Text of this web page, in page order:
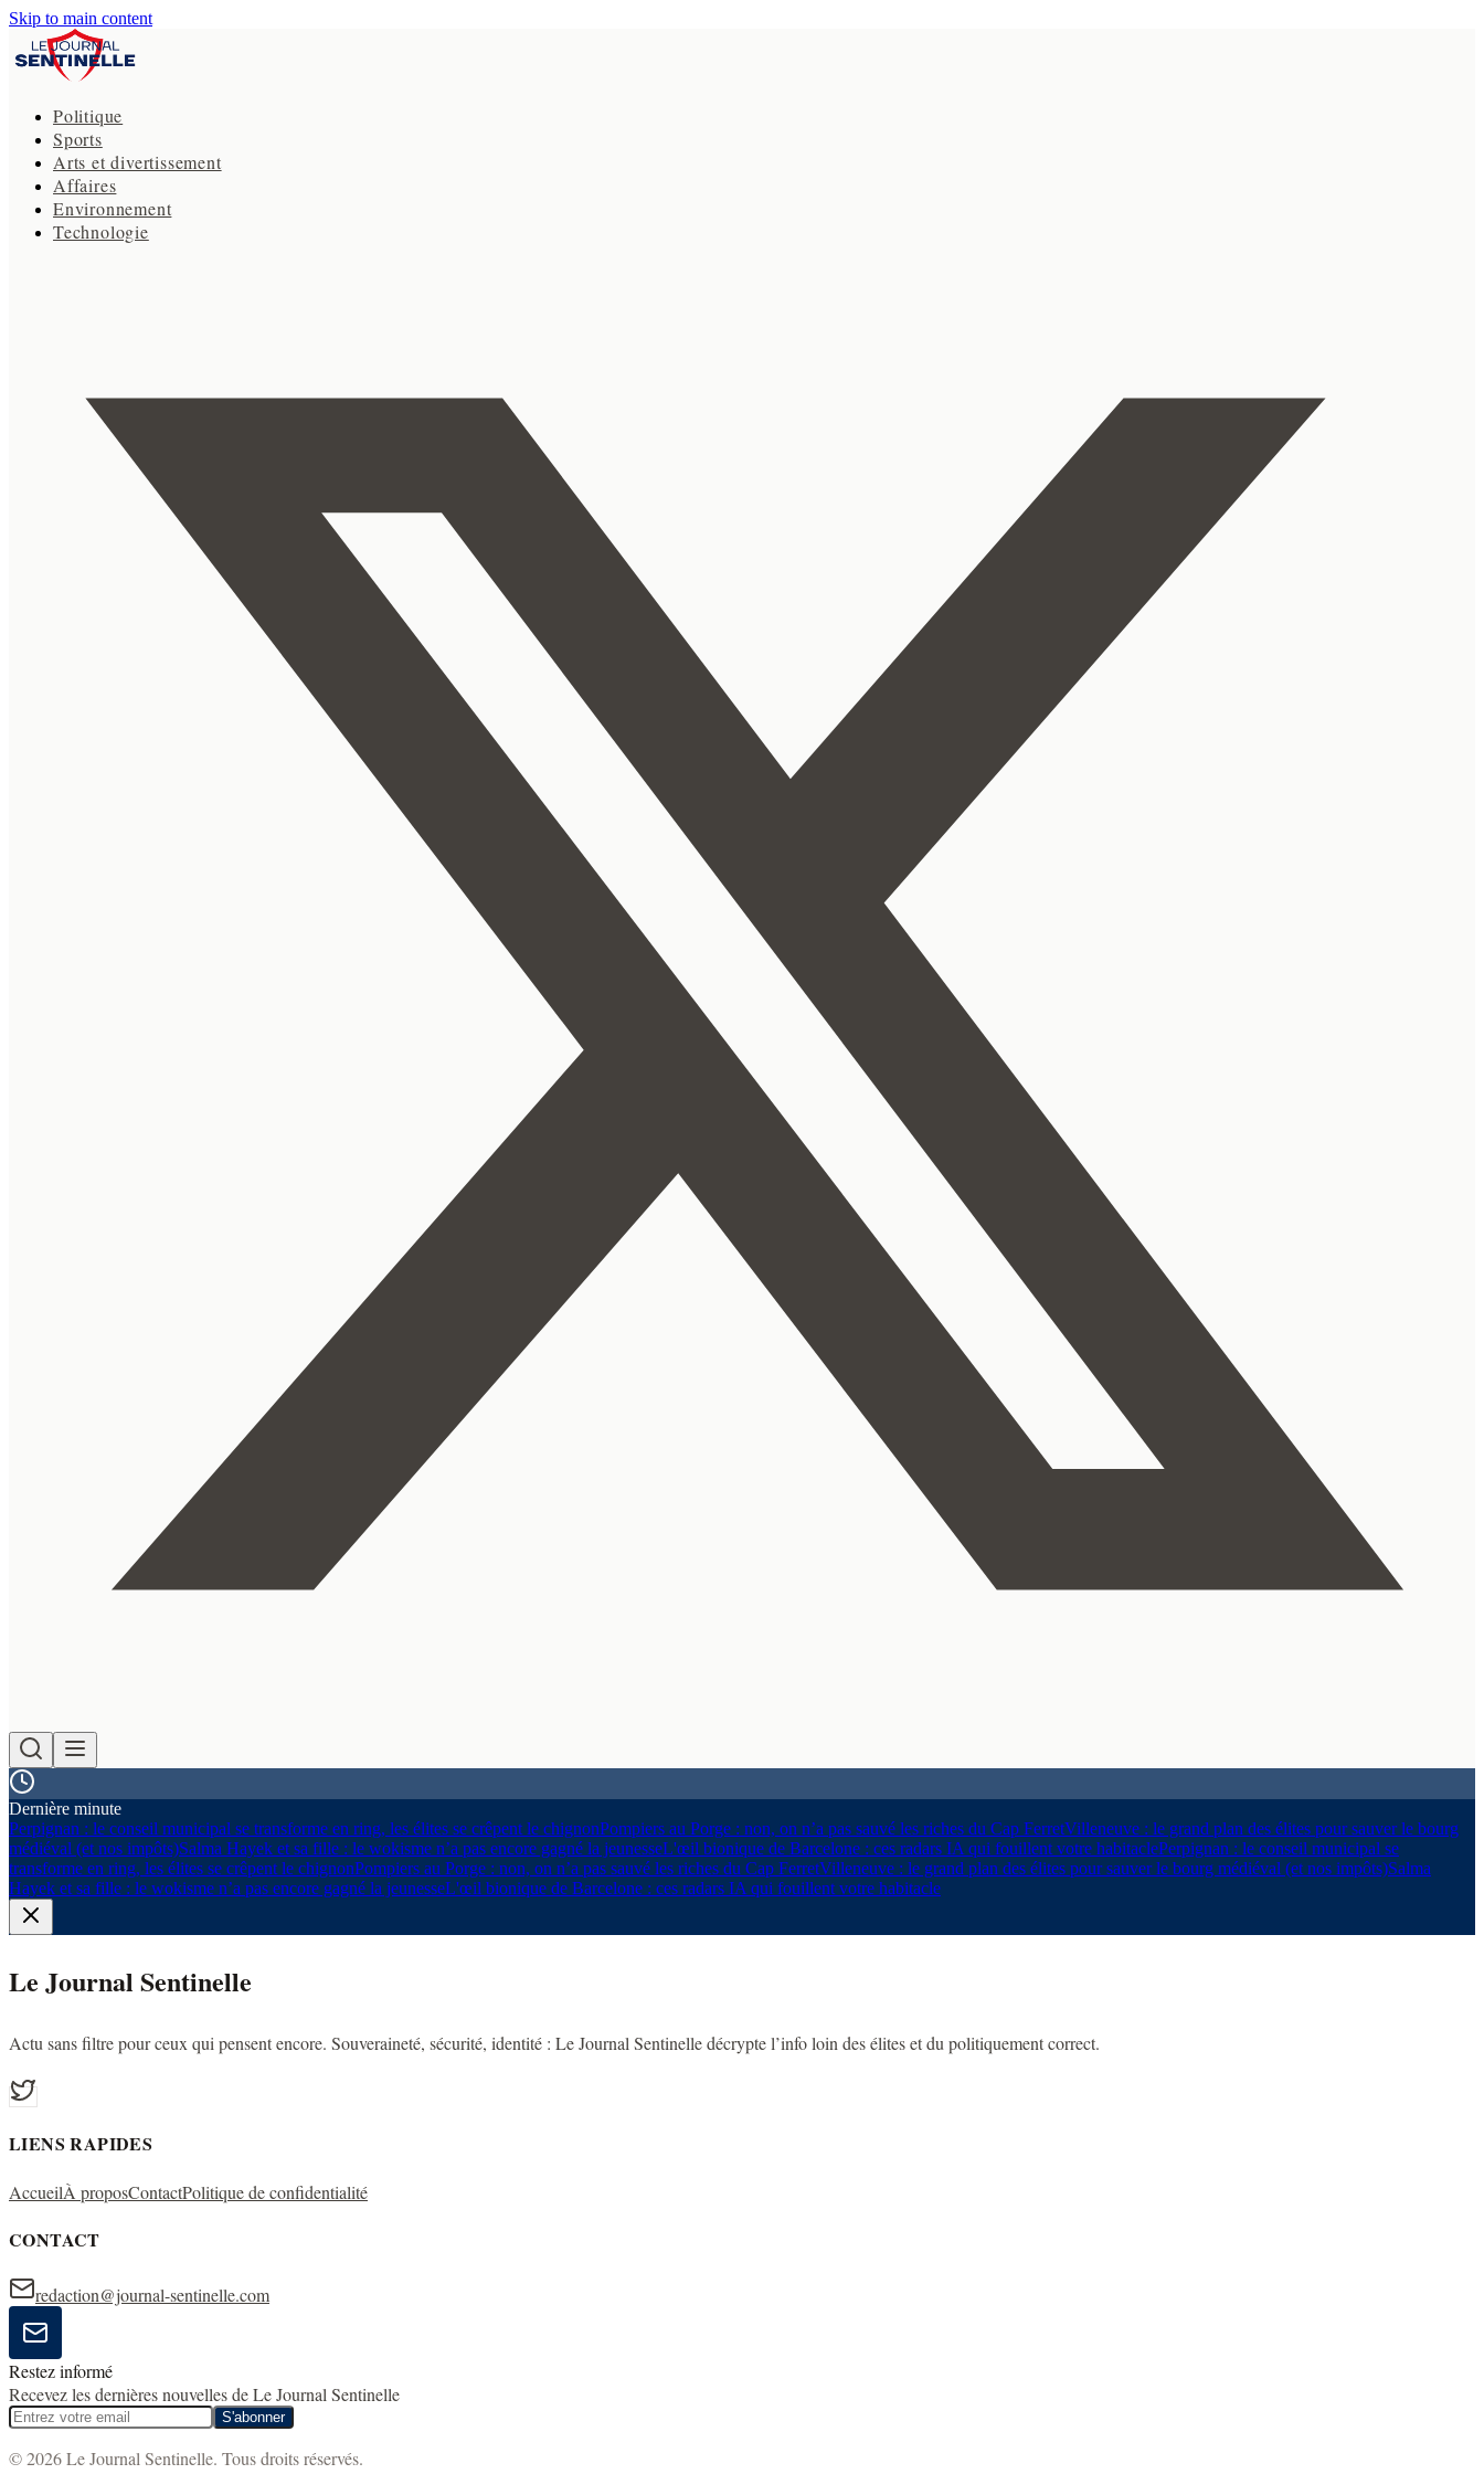
Skip to main content
Politique
Sports
Arts et divertissement
Affaires
Environnement
Technologie
Dernière minute
Perpignan : le conseil municipal se transforme en ring, les élites se crêpent le chignonPompiers au Porge : non, on n’a pas sauvé les riches du Cap FerretVilleneuve : le grand plan des élites pour sauver le bourg
médiéval (et nos impôts)Salma Hayek et sa fille : le wokisme n’a pas encore gagné la jeunesseL'œil bionique de Barcelone : ces radars IA qui fouillent votre habitaclePerpignan : le conseil municipal se
transforme en ring, les élites se crêpent le chignonPompiers au Porge : non, on n’a pas sauvé les riches du Cap FerretVilleneuve : le grand plan des élites pour sauver le bourg médiéval (et nos impôts)Salma
Hayek et sa fille : le wokisme n’a pas encore gagné la jeunesseL'œil bionique de Barcelone : ces radars IA qui fouillent votre habitacle
Le Journal Sentinelle
Actu sans filtre pour ceux qui pensent encore. Souveraineté, sécurité, identité : Le Journal Sentinelle décrypte l’info loin des élites et du politiquement correct.
LIENS RAPIDES
AccueilÀ proposContactPolitique de confidentialité
CONTACT
redaction@journal-sentinelle.com
Restez informé
Recevez les dernières nouvelles de Le Journal Sentinelle
S'abonner
© 2026 Le Journal Sentinelle. Tous droits réservés.